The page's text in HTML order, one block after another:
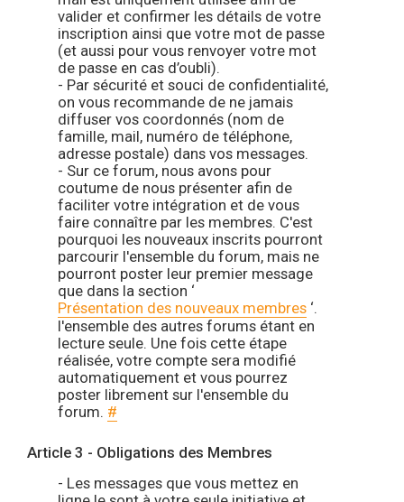
valider et confirmer les détails de votre
inscription ainsi que votre mot de passe
(et aussi pour vous renvoyer votre mot
de passe en cas d’oubli).
- Par sécurité et souci de confidentialité,
on vous recommande de ne jamais
diffuser vos coordonnés (nom de
famille, mail, numéro de téléphone,
adresse postale) dans vos messages.
- Sur ce forum, nous avons pour
coutume de nous présenter afin de
faciliter votre intégration et de vous
faire connaître par les membres. C'est
pourquoi les nouveaux inscrits pourront
parcourir l'ensemble du forum, mais ne
pourront poster leur premier message
que dans la section ‘
Présentation des nouveaux membres‘.
l'ensemble des autres forums étant en
lecture seule. Une fois cette étape
réalisée, votre compte sera modifié
automatiquement et vous pourrez
poster librement sur l'ensemble du
forum. #
Article 3 - Obligations des Membres
- Les messages que vous mettez en